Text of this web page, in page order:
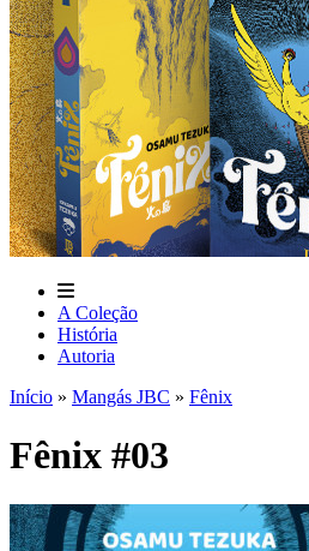
A Coleção
História
Autoria
Início » Mangás JBC » Fênix
Fênix #03